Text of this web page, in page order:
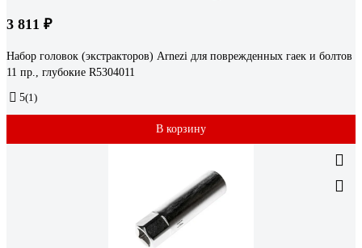
3 811 ₽
Набор головок (экстракторов) Arnezi для поврежденных гаек и болтов
11 пр., глубокие R5304011
5(1)
В корзину